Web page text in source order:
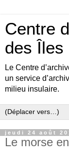
Centre
des Îles
Le Centre
un service
milieu insulaire.
jeudi 24 août
Le morse